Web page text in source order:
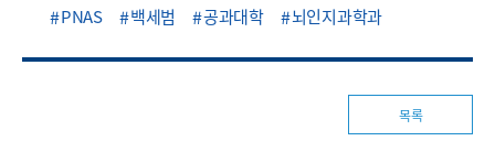
PNAS
백세범 공과대학 뇌인지과학과
목록